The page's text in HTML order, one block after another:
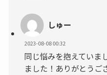
しゅー
2023-08-08 00:32
同じ悩みを抱えていま
ました！ありがとうご